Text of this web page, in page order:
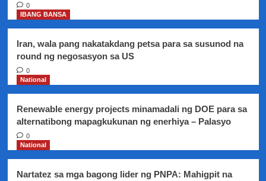
Duterte
0
IBANG BANSA
Iran, wala pang nakatakdang petsa para sa susunod na
round ng negosasyon sa US
0
National
Renewable energy projects minamadali ng DOE para sa
alternatibong mapagkukunan ng enerhiya – Palasyo
0
National
Nartatez sa mga bagong lider ng PNPA: Mahigpit na